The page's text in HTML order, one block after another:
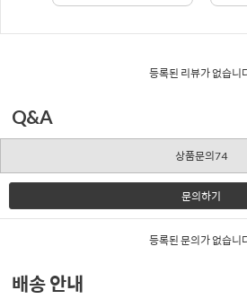
등록된 리뷰가 없습니
Q&A
상품문의74
문의하기
등록된 문의가 없습니
배송 안내